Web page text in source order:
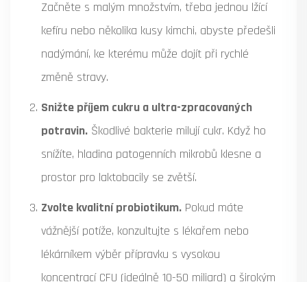
Začněte s malým množstvím, třeba jednou lžící
kefíru nebo několika kusy kimchi, abyste předešli
nadýmání, ke kterému může dojít při rychlé
změně stravy.
Snižte příjem cukru a ultra-zpracovaných
potravin. Škodlivé bakterie milují cukr. Když ho
snížíte, hladina patogenních mikrobů klesne a
prostor pro laktobacily se zvětší.
Zvolte kvalitní probiotikum. Pokud máte
vážnější potíže, konzultujte s lékařem nebo
lékárníkem výběr přípravku s vysokou
koncentrací CFU (ideálně 10-50 miliard) a širokým